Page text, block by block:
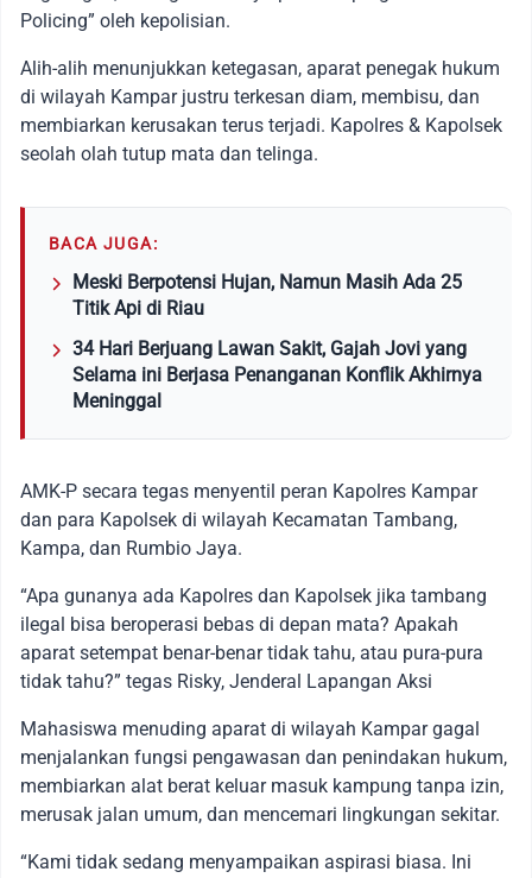
Policing” oleh kepolisian.
Alih-alih menunjukkan ketegasan, aparat penegak hukum
di wilayah Kampar justru terkesan diam, membisu, dan
membiarkan kerusakan terus terjadi. Kapolres & Kapolsek
seolah olah tutup mata dan telinga.
BACA JUGA:
Meski Berpotensi Hujan, Namun Masih Ada 25
Titik Api di Riau
34 Hari Berjuang Lawan Sakit, Gajah Jovi yang
Selama ini Berjasa Penanganan Konflik Akhirnya
Meninggal
AMK-P secara tegas menyentil peran Kapolres Kampar
dan para Kapolsek di wilayah Kecamatan Tambang,
Kampa, dan Rumbio Jaya.
“Apa gunanya ada Kapolres dan Kapolsek jika tambang
ilegal bisa beroperasi bebas di depan mata? Apakah
aparat setempat benar-benar tidak tahu, atau pura-pura
tidak tahu?” tegas Risky, Jenderal Lapangan Aksi
Mahasiswa menuding aparat di wilayah Kampar gagal
menjalankan fungsi pengawasan dan penindakan hukum,
membiarkan alat berat keluar masuk kampung tanpa izin,
merusak jalan umum, dan mencemari lingkungan sekitar.
“Kami tidak sedang menyampaikan aspirasi biasa. Ini